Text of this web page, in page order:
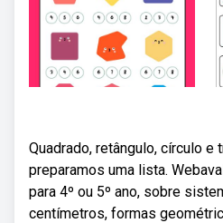
Quadrado, retângulo, círculo e
preparamos uma lista.
para 4º ou 5º ano, sobre
centímetros, formas